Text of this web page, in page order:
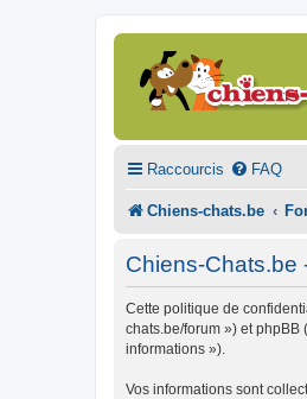
Raccourcis FAQ
Chiens-chats.be
Chiens-Chats.be
Cette politique de
chats.be/forum ») et
informations »).
Vos informations sont